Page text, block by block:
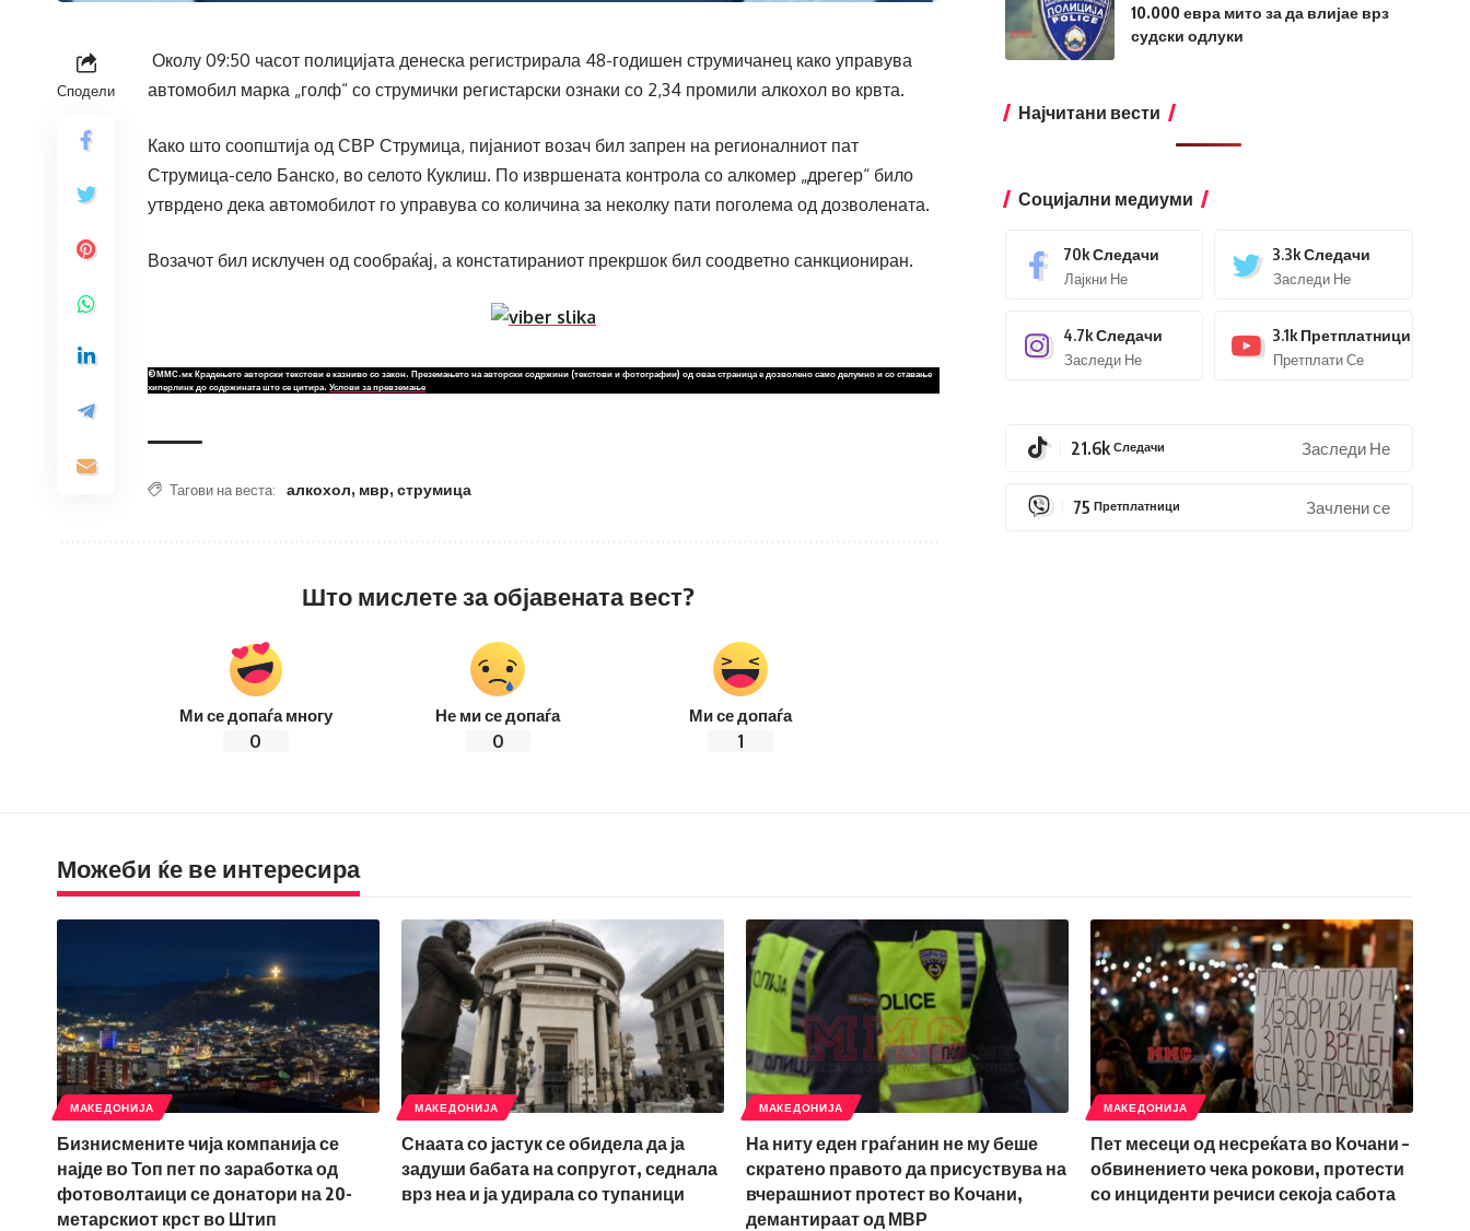
Сподели
Околу 09:50 часот полицијата денеска регистрирала 48-годишен струмичанец како управува
автомобил марка „голф“ со струмички регистарски ознаки со 2,34 промили алкохол во крвта.
Како што соопштија од СВР Струмица, пијаниот возач бил запрен на регионалниот пат
Струмица-село Банско, во селото Куклиш. По извршената контрола со алкомер „дрегер“ било
утврдено дека автомобилот го управува со количина за неколку пати поголема од дозволената.
Возачот бил исклучен од сообраќај, а констатираниот прекршок бил соодветно санкциониран.
©ММС.мк Крадењето авторски текстови е казниво со закон. Преземањето на авторски содржини (текстови и фотографии) од оваа страница е дозволено само делумно и со ставање
хиперлинк до содржината што се цитира. Услови за превземање
Тагови на веста: алкохол, мвр, струмица
Што мислете за објавената вест?
Ми се допаѓа многу
0
Не ми се допаѓа
0
Ми се допаѓа
1
10.000 евра мито за да влијае врз
судски одлуки
Најчитани вести
Социјални медиуми
70kСледачи
Лајкни Не
3.3kСледачи
Заследи Не
4.7kСледачи
Заследи Не
3.1k Претплатници
Претплати Се
21.6k Следачи Заследи Не
75 Претплатници Зачлени се
Можеби ќе ве интересира
МАКЕДОНИЈА
Бизнисмените чија компанија се
најде во Топ пет по заработка од
фотоволтаици се донатори на 20-
метарскиот крст во Штип
МАКЕДОНИЈА
Снаата со јастук се обидела да ја
задуши бабата на сопругот, седнала
врз неа и ја удирала со тупаници
МАКЕДОНИЈА
На ниту еден граѓанин не му беше
скратено правото да присуствува на
вчерашниот протест во Кочани,
демантираат од МВР
МАКЕДОНИЈА
Пет месеци од несреќата во Кочани –
обвинението чека рокови, протести
со инциденти речиси секоја сабота